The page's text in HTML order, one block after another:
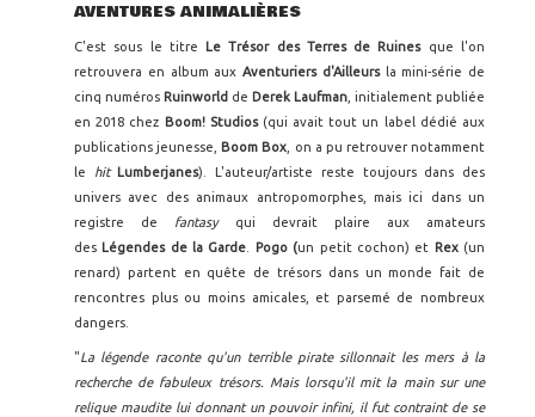
AVENTURES ANIMALIÈRES
C'est sous le titre Le Trésor des Terres de Ruines que l'on
retrouvera en album aux Aventuriers d'Ailleurs
la mini-série de
cinq numéros Ruinworld de Derek Laufman , initialement publiée
en 2018 chez Boom! Studios (qui avait tout un label dédié aux
publications jeunesse,
Boom Box , on a pu retrouver notamment
le
hit Lumberjanes). L'auteur/artiste reste toujours dans des
univers avec des animaux antropomorphes, mais ici dans un
registre de fantasy qui devrait plaire aux amateurs
des Légendes de la Garde Pogo (un petit cochon) et Rex (un
renard) partent en quête de trésors dans un monde fait de
rencontres plus ou moins amicales, et parsemé de nombreux
dangers.
"La légende raconte qu'un terrible pirate sillonnait les mers à la
recherche de fabuleux trésors. Mais lorsqu'il mit la main sur une
relique maudite lui donnant un pouvoir infini, il fut contraint de se